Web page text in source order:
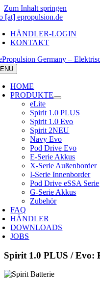
Zum Inhalt springen
[at] epropulsion.de
HÄNDLER-LOGIN
KONTAKT
HOME
PRODUKTE
eLite
Spirit 1.0 PLUS
Spirit 1.0 Evo
Spirit 2NEU
Navy Evo
Pod Drive Evo
E-Serie Akkus
X-Serie Außenborder
I-Serie Innenborder
Pod Drive eSSA Serie
G-Serie Akkus
Zubehör
FAQ
HÄNDLER
DOWNLOADS
JOBS
Spirit 1.0 PLUS / Evo: